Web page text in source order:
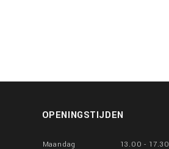
OPENINGSTIJDEN
Maandag 13.00 - 17.30